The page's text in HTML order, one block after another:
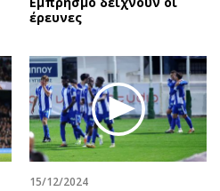
έρευνες
15/12/2024